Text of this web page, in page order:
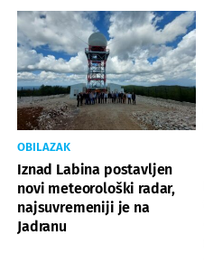
OBILAZAK
Iznad Labina postavljen
novi meteorološki radar,
najsuvremeniji je na
Jadranu